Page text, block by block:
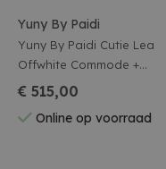
Yuny By Paidi
Yuny By Paidi Cutie Lea
Offwhite Commode +
Vergroter
€ 515,00
Online op voorraad